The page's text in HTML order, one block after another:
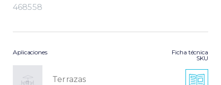
468558
Aplicaciones
Terrazas
Ficha técnica
SKU